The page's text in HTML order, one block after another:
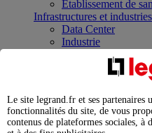
Établissement de
Infrastructures et industries
Data Center
Industrie
Infrastructures
Contrôler et
Répartir et
Legrand Data
expertises au
Le site legrand.fr et ses partenaires
fonctionnalités du site, de vous
contenus de plateformes sociales, à